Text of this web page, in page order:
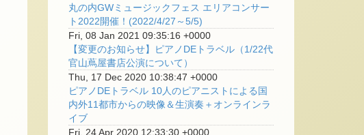
丸の内GWミュージックフェス エリアコンサー
ト2022開催！(2022/4/27～5/5)
Fri, 08 Jan 2021 09:35:16 +0000
【変更のお知らせ】ピアノDEトラベル（1/22代
官山蔦屋書店公演について）
Thu, 17 Dec 2020 10:38:47 +0000
ピアノDEトラベル 10人のピアニストによる国
内外11都市からの映像＆生演奏＋オンラインラ
イブ
Fri, 24 Apr 2020 12:33:30 +0000